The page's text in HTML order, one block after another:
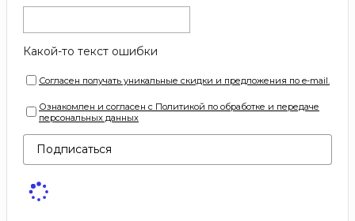
Какой-то текст ошибки
Согласен получать уникальные скидки и предложения по e-mail.
Ознакомлен и согласен с Политикой по обработке и передаче
персональных данных
Подписаться